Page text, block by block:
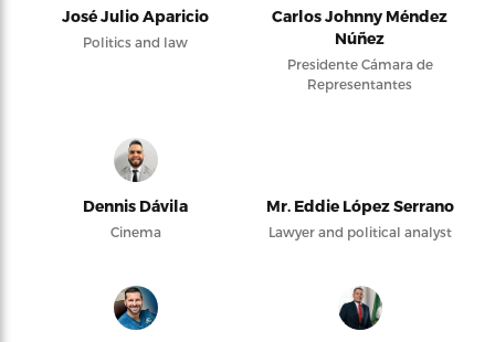
José Julio Aparicio
Politics and law
Carlos Johnny Méndez
Núñez
Presidente Cámara de
Representantes
Dennis Dávila
Cinema
Mr. Eddie López Serrano
Lawyer and political analyst